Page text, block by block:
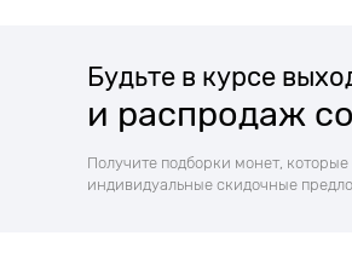
Будьте в курсе
и распродаж
Получите подборки монет,
индивидуальные скидочные